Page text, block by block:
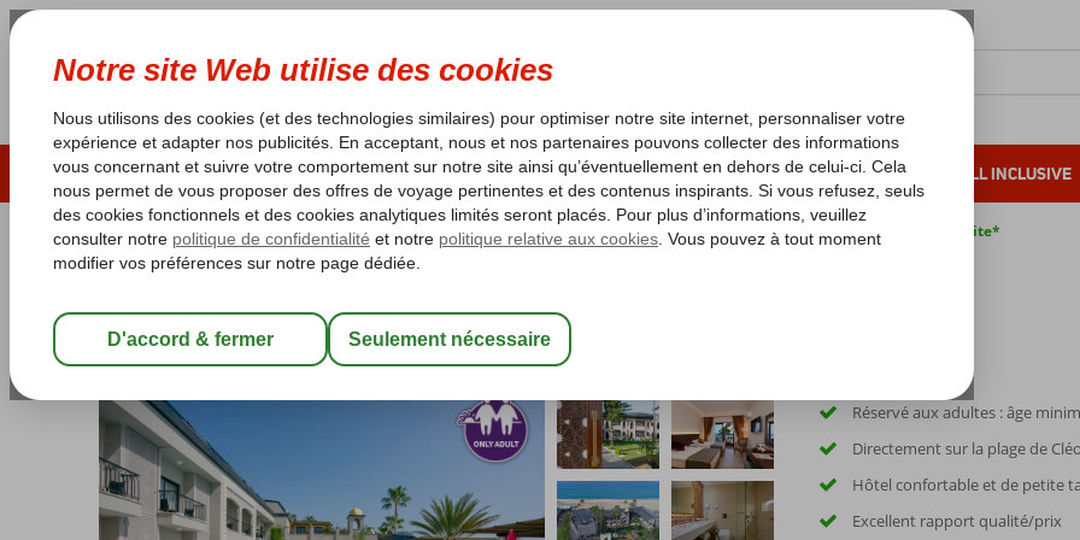
ÉTÉ 2026 LAST MINUTES SOLEIL D'HIVER VACANCES AU SOLEIL ALL INCLUSIVE
Les garanties de vacances Garantie du prix le plus bas* Pas de surcharge carburant Annulation gratuite*
Alaaddin Beach Alanya
Réservé aux adultes : âge
Directement sur la plage de
Hôtel confortable et de petite
Excellent rapport qualité/prix